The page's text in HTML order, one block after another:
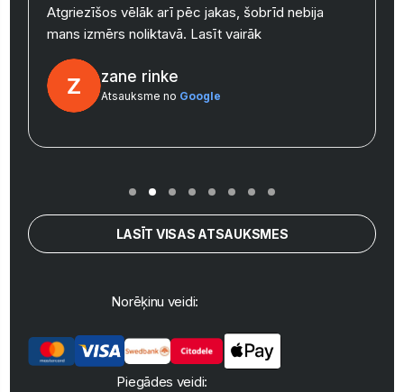
Atgriezīšos vēlāk arī pēc jakas, šobrīd nebija
mans izmērs noliktavā. Lasīt vairāk
zane rinke
Atsauksme no Google
LASĪT VISAS ATSAUKSMES
Norēķinu veidi:
Piegādes veidi: